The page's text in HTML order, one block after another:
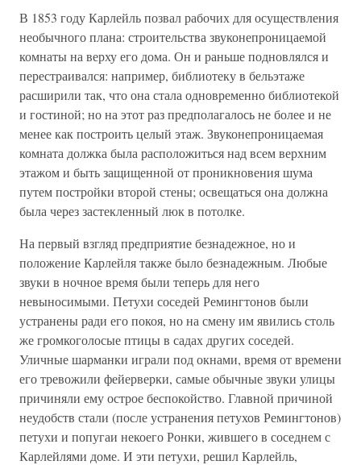
В 1853 году Карлейль позвал рабочих для осуществления
необычного плана: строительства звуконепроницаемой
комнаты на верху его дома. Он и раньше подновлялся и
перестраивался: например, библиотеку в бельэтаже
расширили так, что она стала одновременно библиотекой
и гостиной; но на этот раз предполагалось не более и не
менее как построить целый этаж. Звуконепроницаемая
комната должка была расположиться над всем верхним
этажом и быть защищенной от проникновения шума
путем постройки второй стены; освещаться она должна
была через застекленный люк в потолке.
На первый взгляд предприятие безнадежное, но и
положение Карлейля также было безнадежным. Любые
звуки в ночное время были теперь для него
невыносимыми. Петухи соседей Ремингтонов были
устранены ради его покоя, но на смену им явились столь
же громкоголосые птицы в садах других соседей.
Уличные шарманки играли под окнами, время от времени
его тревожили фейерверки, самые обычные звуки улицы
причиняли ему острое беспокойство. Главной причиной
неудобств стали (после устранения петухов Ремингтонов)
петухи и попугаи некоего Ронки, жившего в соседнем с
Карлейлями доме. И эти петухи, решил Карлейль,